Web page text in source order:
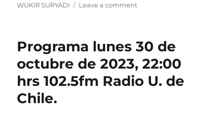
WUKIR SURYADI
Leave a commenton
de
de
2024,
22:00
Programa lunes 30 de
octubre de 2023, 22:00
hrs 102.5fm Radio U. de
Chile.